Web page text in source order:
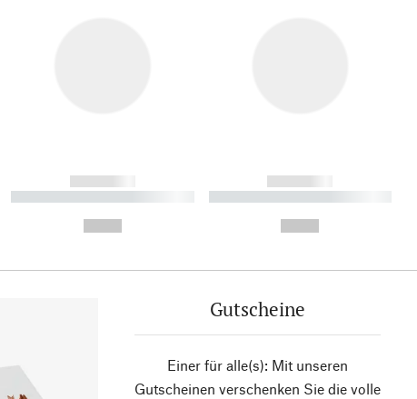
------------
----------- ----------- ----------
------------
----------- ----------- ----------
Gutscheine
Einer für alle(s): Mit unseren
Gutscheinen verschenken Sie die volle